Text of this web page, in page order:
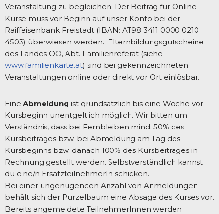
Veranstaltung zu begleichen. Der Beitrag für Online-
Kurse muss vor Beginn auf unser Konto bei der
Raiffeisenbank Freistadt (IBAN: AT98 3411 0000 0210
4503) überwiesen werden. Elternbildungsgutscheine
des Landes OÖ, Abt. Familienreferat (siehe
www.familienkarte.at) sind bei gekennzeichneten
Veranstaltungen online oder direkt vor Ort einlösbar.
Eine Abmeldung ist grundsätzlich bis eine Woche vor
Kursbeginn unentgeltlich möglich. Wir bitten um
Verständnis, dass bei Fernbleiben mind. 50% des
Kursbeitrages bzw. bei Abmeldung am Tag des
Kursbeginns bzw. danach 100% des Kursbeitrages in
Rechnung gestellt werden. Selbstverständlich kannst
du eine/n ErsatzteilnehmerIn schicken.
Bei einer ungenügenden Anzahl von Anmeldungen
behält sich der Purzelbaum eine Absage des Kurses vor.
Bereits angemeldete TeilnehmerInnen werden